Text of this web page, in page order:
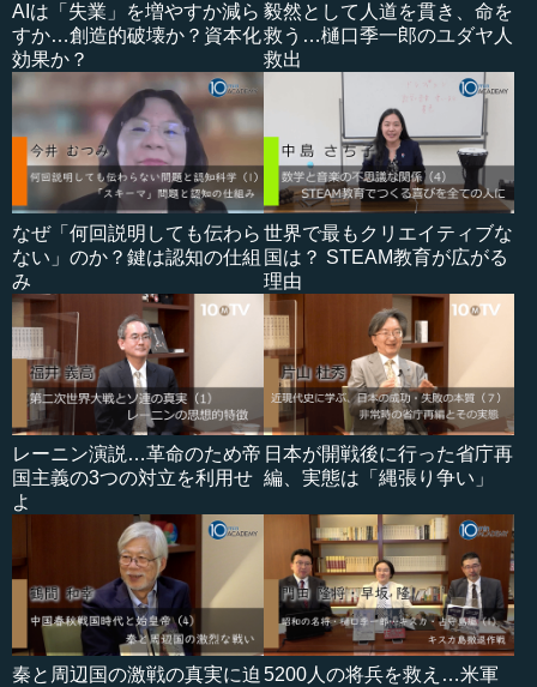
AIは「失業」を増やすか減ら
すか…創造的破壊か？資本化
効果か？
毅然として人道を貫き、命を
救う…樋口季一郎のユダヤ人
救出
なぜ「何回説明しても伝わら
ない」のか？鍵は認知の仕組
み
世界で最もクリエイティブな
国は？ STEAM教育が広がる
理由
レーニン演説…革命のため帝
国主義の3つの対立を利用せ
よ
日本が開戦後に行った省庁再
編、実態は「縄張り争い」
秦と周辺国の激戦の真実に迫 5200人の将兵を救え…米軍